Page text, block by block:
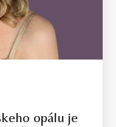
opálu je